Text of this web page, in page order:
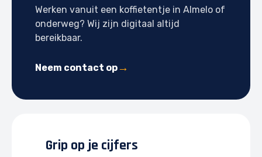
Werken vanuit een koffietentje in Almelo of
onderweg? Wij zijn digitaal altijd
bereikbaar.
Neem contact op
Grip op je cijfers